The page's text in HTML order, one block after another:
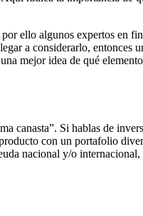
ello algunos expertos en
a considerarlo,
mejor idea de qué
canasta”. Si hablas de
con un portafolio
nacional y/o